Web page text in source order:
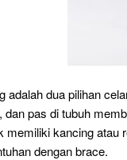
adalah dua pilihan
dan pas di tubuh
memiliki kancing atau
dengan brace.